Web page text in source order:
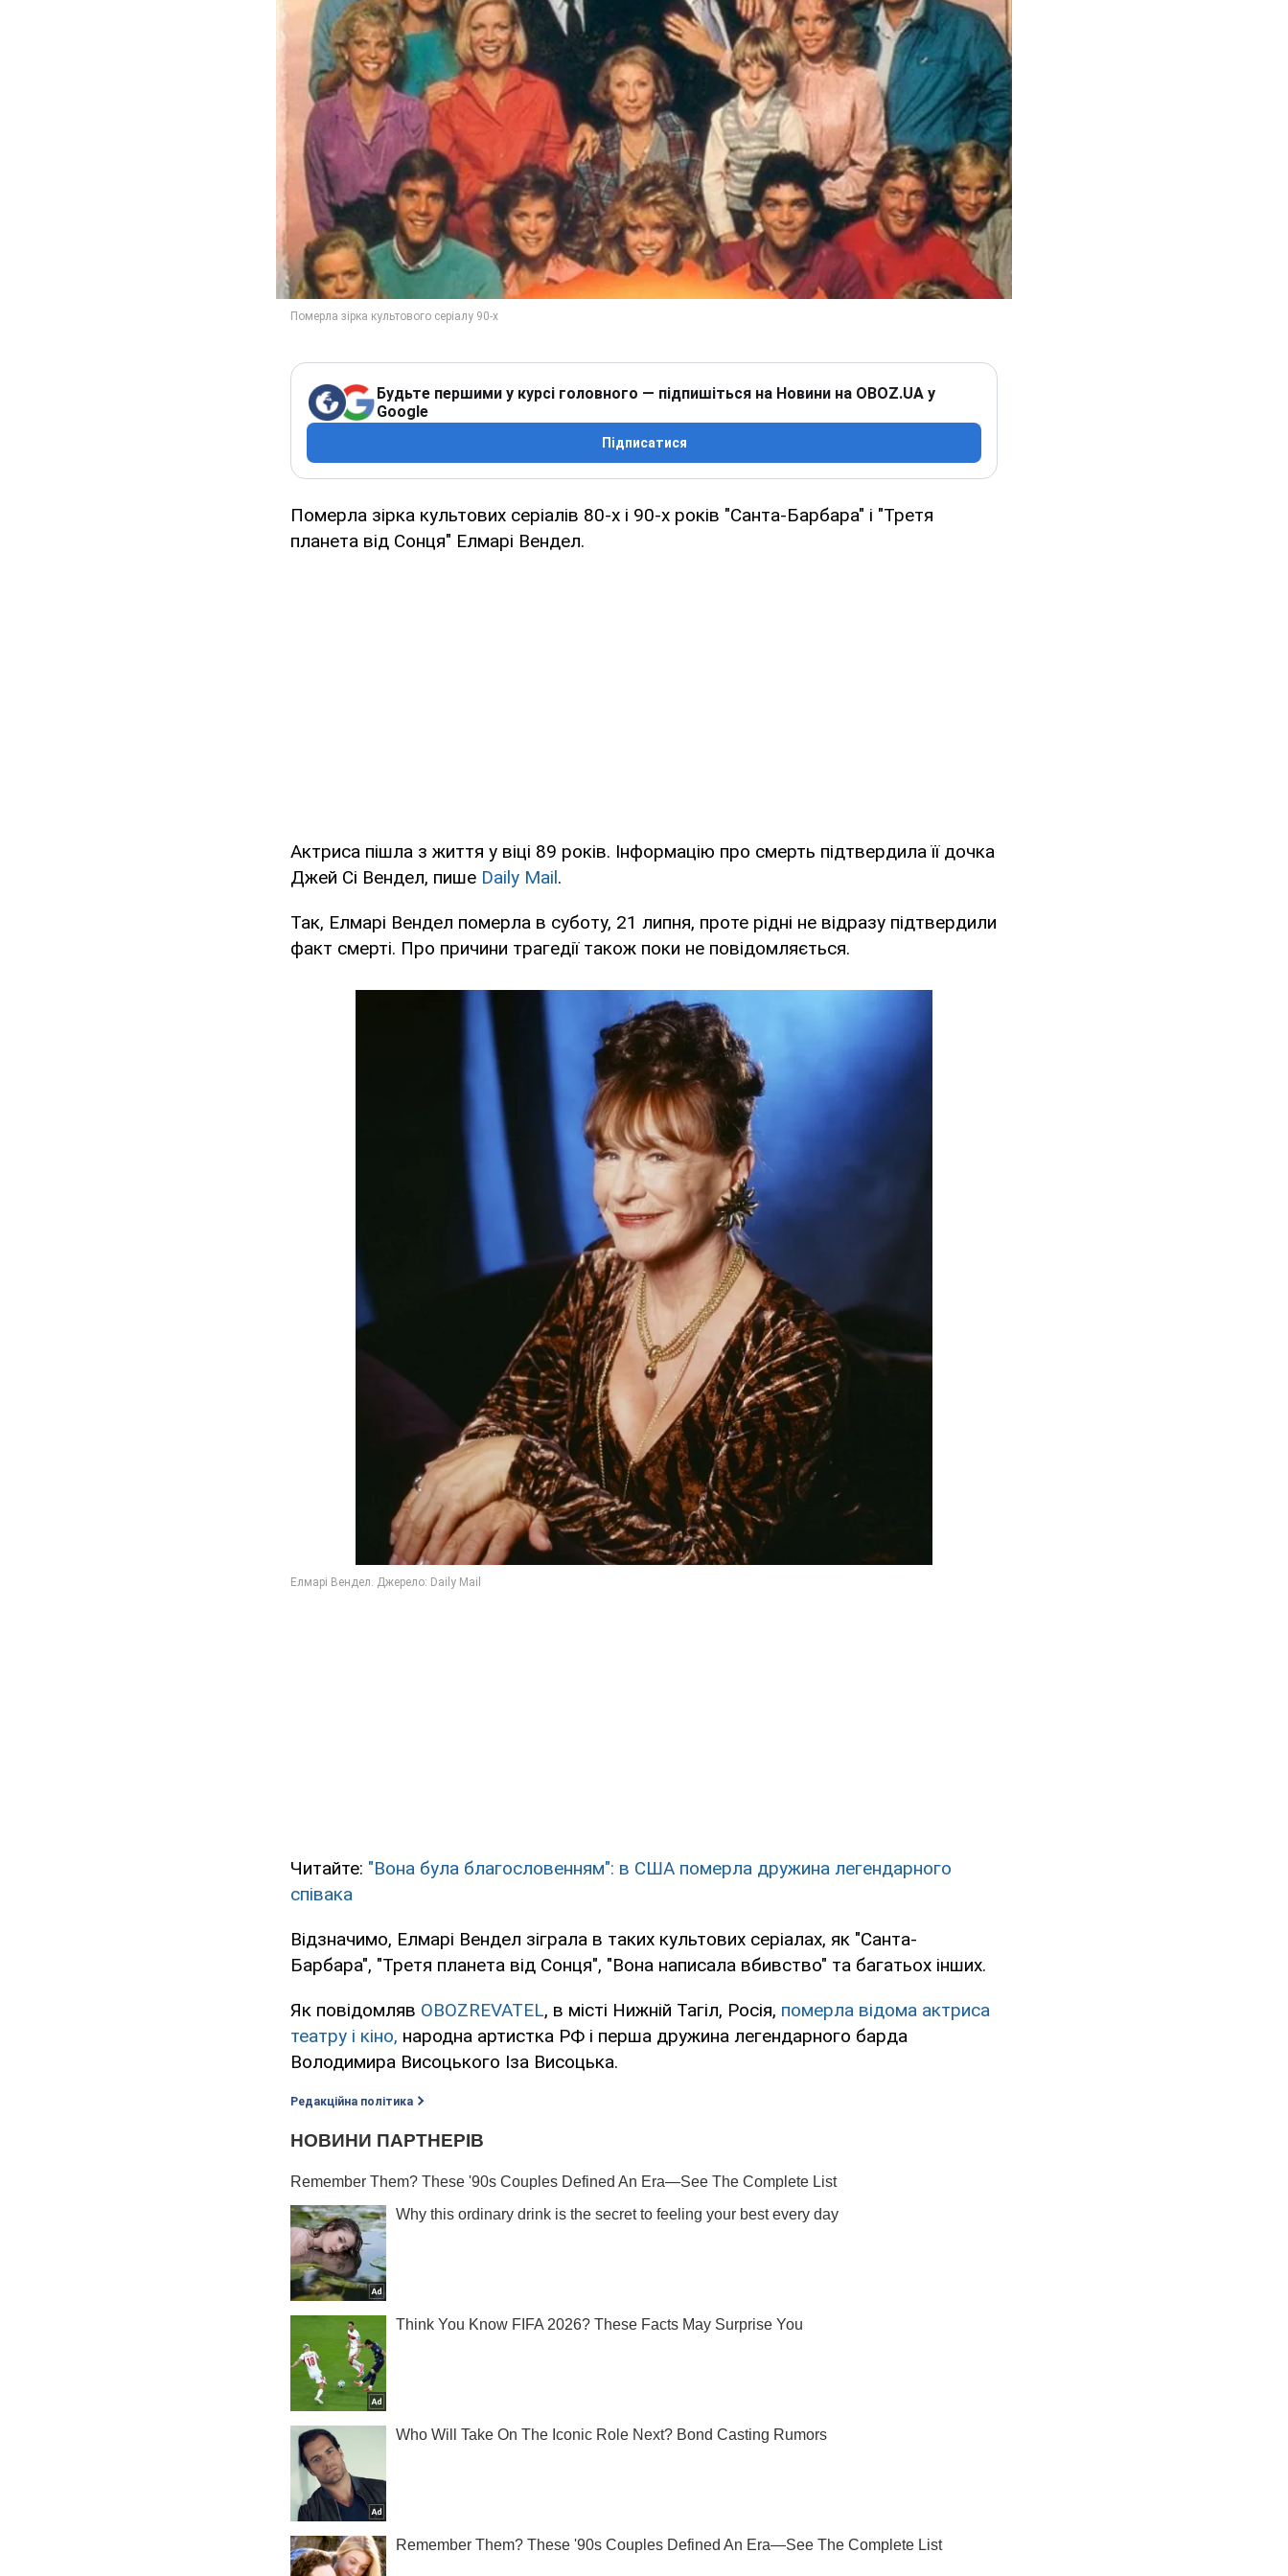
Будьте першими у курсі головного — підпишіться на Новини на OBOZ.UA у
Google
Підписатися
Померла зірка культових серіалів 80-х і 90-х років "Санта-Барбара" і "Третя
планета від Сонця" Елмарі Вендел.
Актриса пішла з життя у віці 89 років. Інформацію про смерть підтвердила її дочка
Джей Сі Вендел, пише Daily Mail.
Так, Елмарі Вендел померла в суботу, 21 липня, проте рідні не відразу підтвердили
факт смерті. Про причини трагедії також поки не повідомляється.
Читайте: "Вона була благословенням": в США померла дружина легендарного
співака
Відзначимо, Елмарі Вендел зіграла в таких культових серіалах, як "Санта-
Барбара", "Третя планета від Сонця", "Вона написала вбивство" та багатьох інших.
Як повідомляв OBOZREVATEL, в місті Нижній Тагіл, Росія, померла відома актриса
театру і кіно, народна артистка РФ і перша дружина легендарного барда
Володимира Висоцького Іза Висоцька.
Редакційна політика